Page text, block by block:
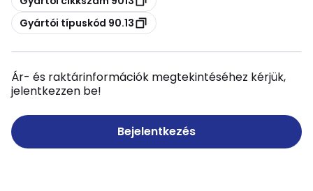
Másolás
Gyártói típuskód 90.13
Ár- és raktárinformációk megtekintéséhez kérjük,
jelentkezzen be!
Bejelentkezés